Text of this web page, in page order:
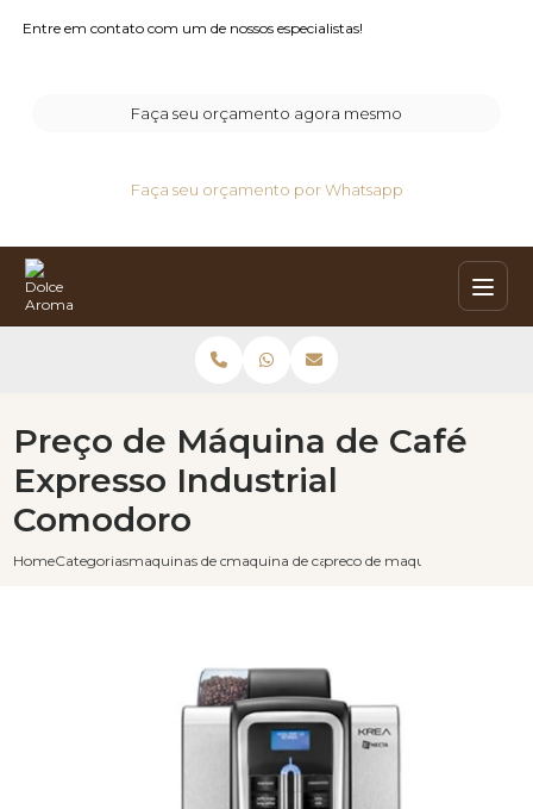
Entre em contato com um de nossos especialistas!
Faça seu orçamento agora mesmo
Faça seu orçamento por Whatsapp
HomeCategoriasmaquinas de cafe expressomaquina de cafe expresso graos
preco de maquina de cafe
Preço de Máquina de Café
Expresso Industrial
Comodoro